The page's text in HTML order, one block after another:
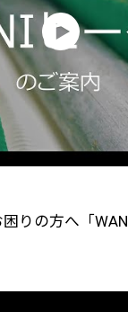
りの方へ「